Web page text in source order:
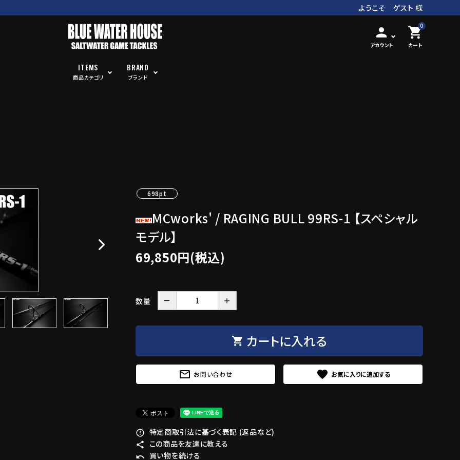
ようこそ ゲスト 様
person
アカウント
0
shopping_cart
カート
ITEMS
商品カテゴリ
BRAND
ブランド
698pt
MCworks' / RAGING BULL 99RS-1 【スペシャル
モデル】
69,850円(税込)
数量 － ＋
shopping_cart カートに入れる
mail_outline お問い合わせ favorite
error_outline 特定商取引法に基づく表記 (返品など)
share この商品を友達に教える
undo 買い物を続ける